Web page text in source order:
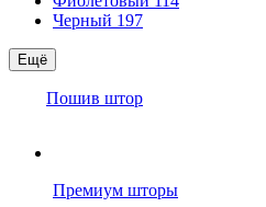
Черный 197
Ещё
Пошив штор
Премиум шторы